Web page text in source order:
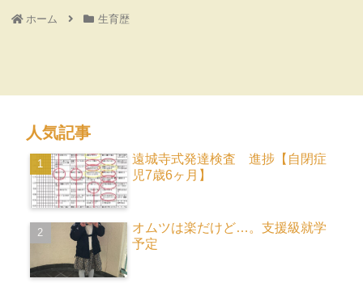
ホーム 生育歴
人気記事
遠城寺式発達検査 進捗【自閉症
児7歳6ヶ月】
オムツは楽だけど…。支援級就学
予定